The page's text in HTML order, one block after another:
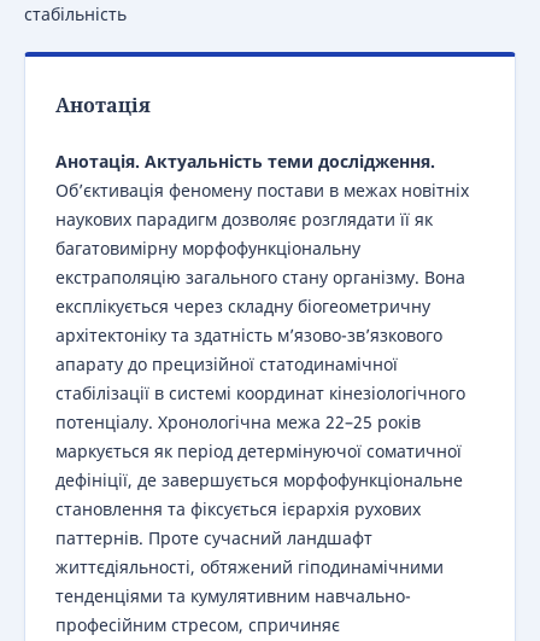
стабільність
Анотація
Анотація. Актуальність теми дослідження.
Об’єктивація феномену постави в межах новітніх
наукових парадигм дозволяє розглядати її як
багатовимірну морфофункціональну
екстраполяцію загального стану організму. Вона
експлікується через складну біогеометричну
архітектоніку та здатність м’язово-зв’язкового
апарату до прецизійної статодинамічної
стабілізації в системі координат кінезіологічного
потенціалу. Хронологічна межа 22–25 років
маркується як період детермінуючої соматичної
дефініції, де завершується морфофункціональне
становлення та фіксується ієрархія рухових
паттернів. Проте сучасний ландшафт
життєдіяльності, обтяжений гіподинамічними
тенденціями та кумулятивним навчально-
професійним стресом, спричиняє